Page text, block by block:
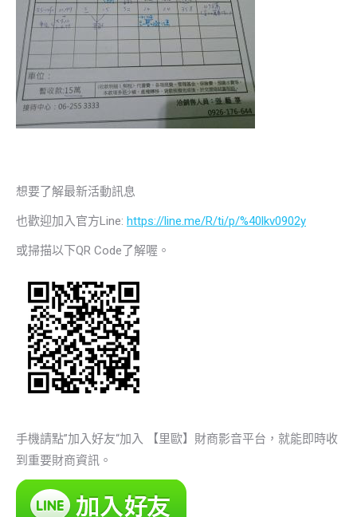
想要了解最新活動訊息
也歡迎加入官方Line: https://line.me/R/ti/p/%40lkv0902y
或掃描以下QR Code了解喔。
手機請點”加入好友“加入 【里歐】財商影音平台，就能即時收
到重要財商資訊。